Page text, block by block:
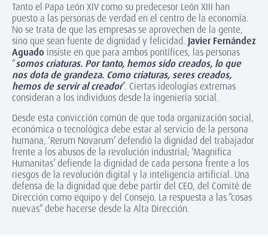
Tanto el Papa León XIV como su predecesor León XIII han
puesto a las personas de verdad en el centro de la economía.
No se trata de que las empresas se aprovechen de la gente,
sino que sean fuente de dignidad y felicidad. Javier Fernández
Aguado insiste en que para ambos pontífices, las personas
“somos criaturas. Por tanto, hemos sido creados, lo que
nos dota de grandeza. Como criaturas, seres creados,
hemos de servir al creador”. Ciertas ideologías extremas
consideran a los individuos desde la ingeniería social.
Desde esta convicción común de que toda organización social,
económica o tecnológica debe estar al servicio de la persona
humana, ‘Rerum Novarum’ defendió la dignidad del trabajador
frente a los abusos de la revolución industrial; ‘Magnifica
Humanitas’ defiende la dignidad de cada persona frente a los
riesgos de la revolución digital y la inteligencia artificial. Una
defensa de la dignidad que debe partir del CEO, del Comité de
Dirección como equipo y del Consejo. La respuesta a las “cosas
nuevas” debe hacerse desde la Alta Dirección.